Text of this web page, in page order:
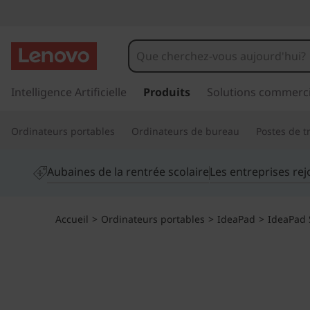
d
n
a
e
Intelligence Artificielle Produits Solutions
Ordinateurs portables Ordinateurs de bureau Postes de
Aubaines de la rentrée scolaireLes entreprises
Accueil > Ordinateurs portables > IdeaPad > IdeaPad